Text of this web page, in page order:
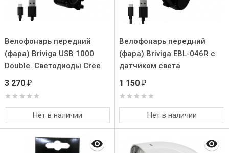
Велофонарь передний
(фара) Briviga USB 1000
Double. Светодиоды Cree
XM-L2 U2
3 270 ₽
Нет в наличии
Велофонарь передний
(фара) Briviga EBL-046R с
датчиком света
1 150 ₽
Нет в наличии